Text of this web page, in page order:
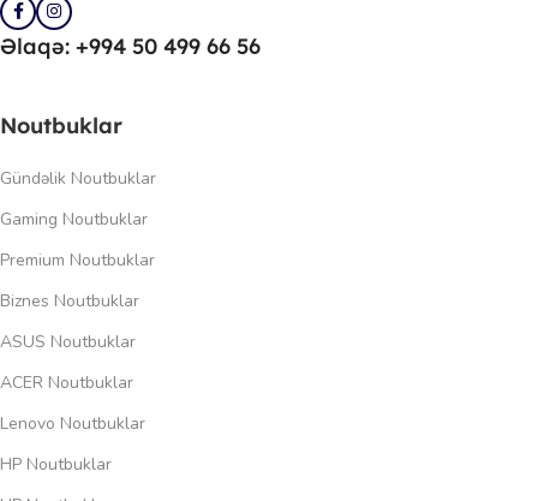
Əlaqə: +994 50 499 66 56
Noutbuklar
Gündəlik Noutbuklar
Gaming Noutbuklar
Premium Noutbuklar
Biznes Noutbuklar
ASUS Noutbuklar
ACER Noutbuklar
Lenovo Noutbuklar
HP Noutbuklar